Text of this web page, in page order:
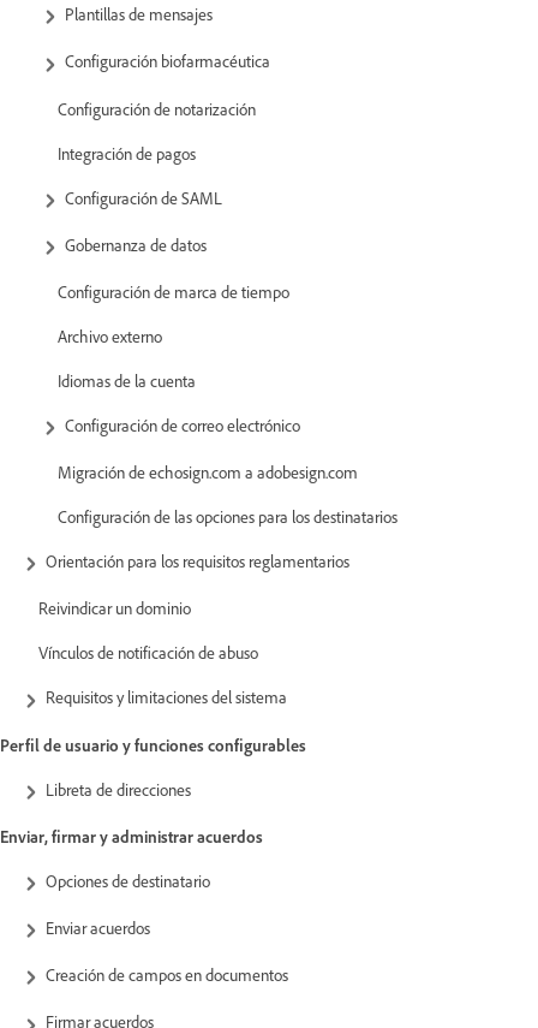
Plantillas de mensajes
Configuración biofarmacéutica
Configuración de notarización
Integración de pagos
Configuración de SAML
Gobernanza de datos
Configuración de marca de tiempo
Archivo externo
Idiomas de la cuenta
Configuración de correo electrónico
Migración de echosign.com a adobesign.com
Configuración de las opciones para los destinatarios
Orientación para los requisitos reglamentarios
Reivindicar un dominio
Vínculos de notificación de abuso
Requisitos y limitaciones del sistema
Perfil de usuario y funciones configurables
Libreta de direcciones
Enviar, firmar y administrar acuerdos
Opciones de destinatario
Enviar acuerdos
Creación de campos en documentos
Firmar acuerdos